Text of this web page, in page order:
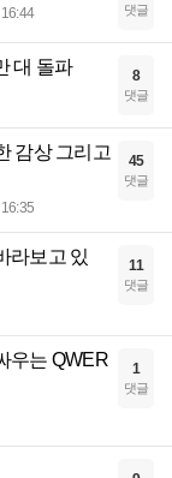
16:44 댓글
대 돌파 8
댓글
감상 그리고
16:35
45
댓글
라보고 있
11
댓글
우는 QWER
1
댓글